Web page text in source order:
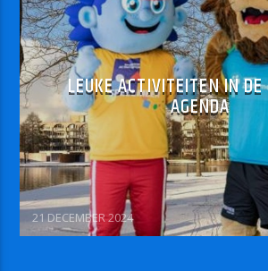
LEUKE ACTIVITEITEN IN
AGENDA
21 DECEMBER 2024